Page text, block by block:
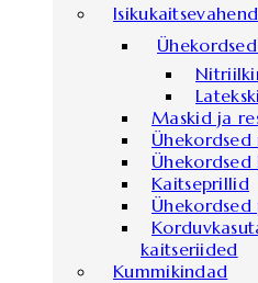
Maskid ja
Ühekordsed
Kaitseprillid
kaitseriided
Kummikindad